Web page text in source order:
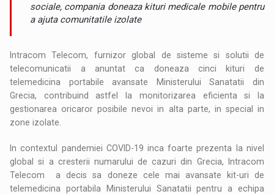
sociale, compania doneaza kituri medicale mobile pentru
a ajuta comunitatile izolate
Intracom Telecom, furnizor global de sisteme si solutii de
telecomunicatii a anuntat ca doneaza cinci kituri de
telemedicina portabile avansate Ministerului Sanatatii din
Grecia, contribuind astfel la monitorizarea eficienta si la
gestionarea oricaror posibile nevoi in alta parte, in special in
zone izolate.
In contextul pandemiei COVID-19 inca foarte prezenta la nivel
global si a cresterii numarului de cazuri din Grecia, Intracom
Telecom a decis sa doneze cele mai avansate kit-uri de
telemedicina portabila Ministerului Sanatatii pentru a echipa